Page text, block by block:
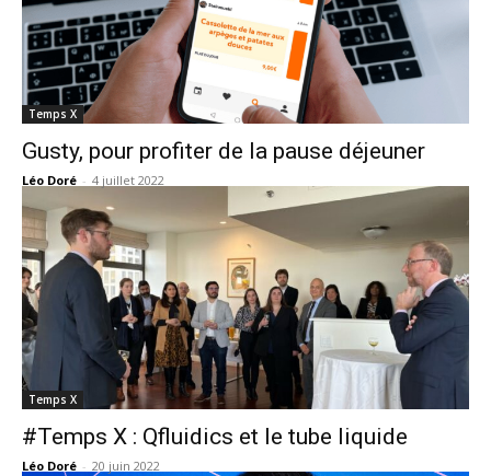
Temps X
Gusty, pour profiter de la pause déjeuner
Léo Doré - 4 juillet 2022
Temps X
#Temps X : Qfluidics et le tube liquide
Léo Doré - 20 juin 2022